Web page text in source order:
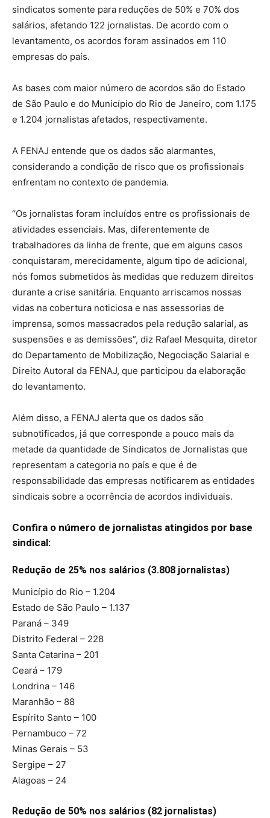
sindicatos somente para reduções de 50% e 70% dos
salários, afetando 122 jornalistas. De acordo com o
levantamento, os acordos foram assinados em 110
empresas do país.
As bases com maior número de acordos são do Estado
de São Paulo e do Município do Rio de Janeiro, com 1.175
e 1.204 jornalistas afetados, respectivamente.
A FENAJ entende que os dados são alarmantes,
considerando a condição de risco que os profissionais
enfrentam no contexto de pandemia.
“Os jornalistas foram incluídos entre os profissionais de
atividades essenciais. Mas, diferentemente de
trabalhadores da linha de frente, que em alguns casos
conquistaram, merecidamente, algum tipo de adicional,
nós fomos submetidos às medidas que reduzem direitos
durante a crise sanitária. Enquanto arriscamos nossas
vidas na cobertura noticiosa e nas assessorias de
imprensa, somos massacrados pela redução salarial, as
suspensões e as demissões”, diz Rafael Mesquita, diretor
do Departamento de Mobilização, Negociação Salarial e
Direito Autoral da FENAJ, que participou da elaboração
do levantamento.
Além disso, a FENAJ alerta que os dados são
subnotificados, já que corresponde a pouco mais da
metade da quantidade de Sindicatos de Jornalistas que
representam a categoria no país e que é de
responsabilidade das empresas notificarem as entidades
sindicais sobre a ocorrência de acordos individuais.
Confira o número de jornalistas atingidos por base
sindical:
Redução de 25% nos salários (3.808 jornalistas)
Município do Rio – 1.204
Estado de São Paulo – 1.137
Paraná – 349
Distrito Federal – 228
Santa Catarina – 201
Ceará – 179
Londrina – 146
Maranhão – 88
Espírito Santo – 100
Pernambuco – 72
Minas Gerais – 53
Sergipe – 27
Alagoas – 24
Redução de 50% nos salários (82 jornalistas)